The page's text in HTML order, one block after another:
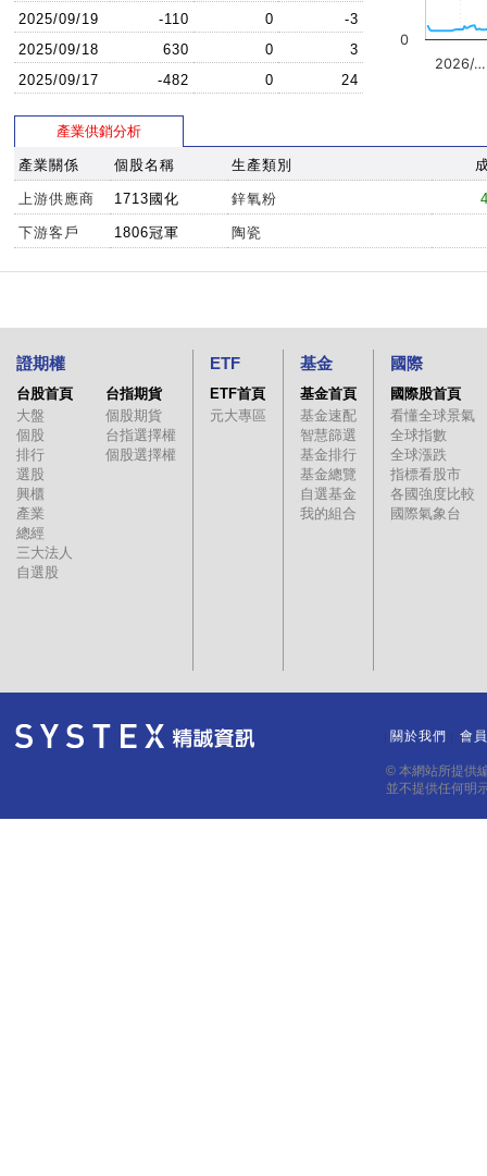
2025/09/19
-110 0
-3
2025/09/18
630 0
3
2025/09/17
-482 0 24
2026/…
0
產業供銷分析
產業關係 個股名稱 生產類別
上游供應商 1713國化 鋅氧粉
下游客戶 1806冠軍 陶瓷
證期權
台股首頁
大盤
個股
排行
選股
興櫃
產業
總經
三大法人
自選股
台指期貨
個股期貨
台指選擇權
個股選擇權
ETF
ETF首頁
元大專區
基金
基金首頁
基金速配
智慧篩選
基金排行
基金總覽
自選基金
我的組合
國際
國際股首頁
看懂全球景氣
全球指數
全球漲跌
指標看股市
各國強度比較
國際氣象台
關於我們 會
© 本網站所提供
並不提供任何明